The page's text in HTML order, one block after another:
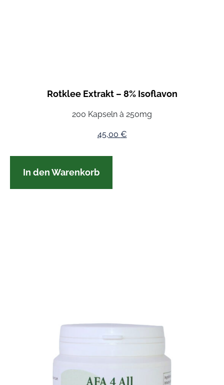
Rotklee Extrakt – 8% Isoflavon
200 Kapseln à 250mg
45,00 €
In den Warenkorb